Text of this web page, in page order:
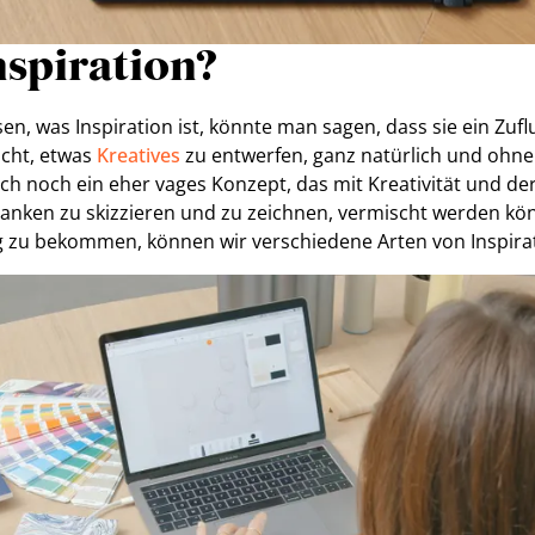
was Inspiration ist, könnte man sagen, dass sie ein
etwas Kreatives zu entwerfen, ganz natürlich und
noch ein eher vages Konzept, das mit Kreativität und
zu skizzieren und zu zeichnen, vermischt werden
zu bekommen, können wir verschiedene Arten von